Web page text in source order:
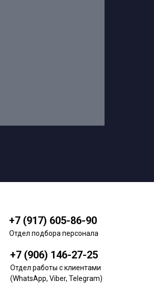
+7 (906) 146-27-25
Отдел работы с клиентами
(WhatsApp, Viber, Telegram)
+7 (917) 605-86-90
Отдел подбора персонала